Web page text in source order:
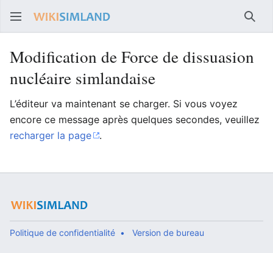
Modification de Force de dissuasion
nucléaire simlandaise
L’éditeur va maintenant se charger. Si vous voyez
encore ce message après quelques secondes, veuillez
recharger la page
.
Politique de confidentialité Version de bureau